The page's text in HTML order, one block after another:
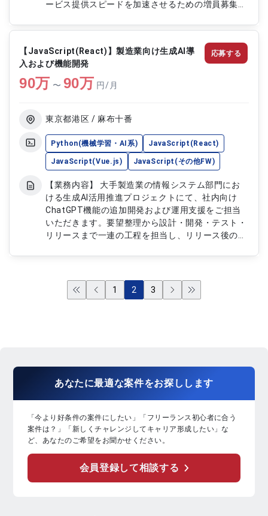
ービス提供スピードを加速させるための増員募集と
は、現在稼働中のメンバーと同等レベルを想定して
おり、チーム内での協調的な開発が求められます。
開発はデイリーMTGを通じて進捗や課題を共有し
ながら進行する体制です。 PCの貸与はなく、各自
の開発環境を利用して業務を行います。 【作業内
容】 ・Stella AIにおける新規機能の設計および開発
Pythonを用いたWebアプリケーション開発 ・デイ
ーとの連携による開発およびレビュー対応
【JavaScript(React)】製造業向け生成AI導
入および機能開発
90万 〜 90万 円/月
東京都港区 / 麻布十番
Python(機械学習・AI系) JavaScript(React)
JavaScript(Vue.js) JavaScript(その他FW)
【業務内容】 大手製造業の情報システム部門にお
ける生成AI活用推進プロジェクトにて、社内向け
ChatGPT機能の追加開発および運用支援をご担当
いただきます。要望整理から設計・開発・テスト・
リリースまで一連の工程を担当し、リリース後の問
および要件定義 ・設計、開発、テスト、リリース
対応 ・リリース後の問い合わせ対応および保守運
応募する
1 2 3
あなたに最適な案件をお探し します
「今より好条件の案件にしたい」「フリーランス初心者に合う
案件は？」「新しくチャレンジしてキャリア形成したい」な
ど、あなたのご希望をお聞かせください。
会員登録して相談する